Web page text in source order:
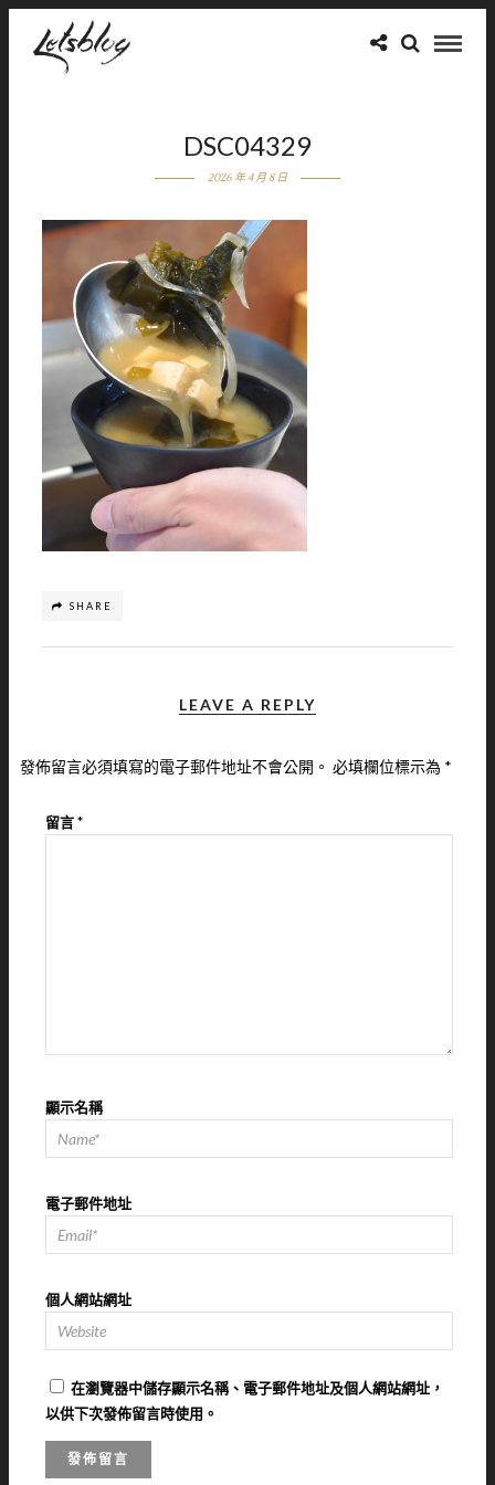
DSC04329
2026 年 4 月 8 日
SHARE
LEAVE A REPLY
發佈留言必須填寫的電子郵件地址不會公開。 必填欄位標示為 *
留言*
顯示名稱
電子郵件地址
個人網站網址
在瀏覽器中儲存顯示名稱、電子郵件地址及個人網站網址，
以供下次發佈留言時使用。